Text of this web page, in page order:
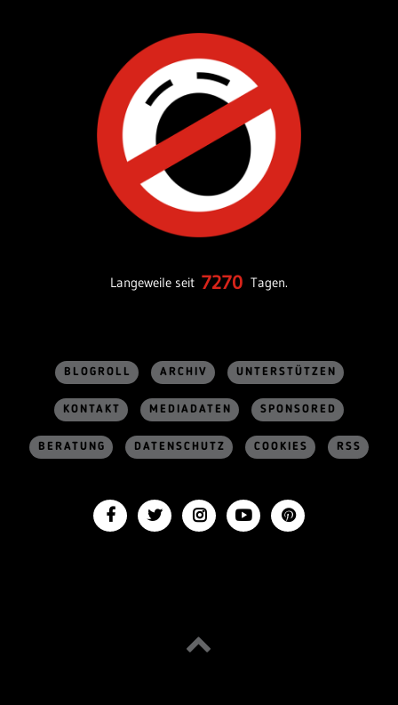
Langeweile seit 7270 Tagen.
BLOGROLL ARCHIV UNTERSTÜTZEN
KONTAKT MEDIADATEN SPONSORED
BERATUNG DATENSCHUTZ COOKIES RSS